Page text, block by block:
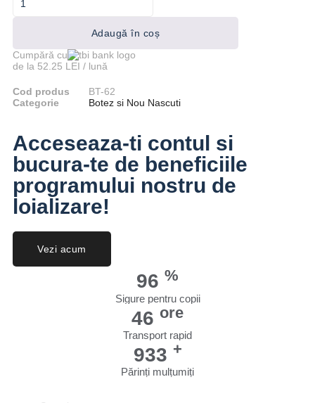
Adaugă în coș
Cumpără cu
de la 52.25 LEI / lună
Cod produs
BT-62
Categorie
Botez si Nou Nascuti
Acceseaza-ti contul si
bucura-te de beneficiile
programului nostru de
loializare!
Vezi acum
100 %
Sigure pentru copii
48 ore
Transport rapid
991 +
Părinți mulțumiți